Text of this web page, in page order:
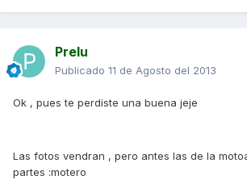
Prelu
Publicado 11 de Agosto del 2013
Ok , pues te perdiste una buena jeje
Las fotos vendran , pero antes las de la
partes :motero